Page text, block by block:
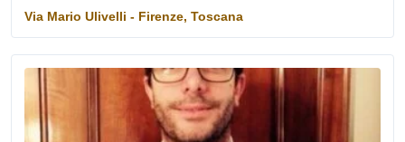
Via Mario Ulivelli - Firenze, Toscana